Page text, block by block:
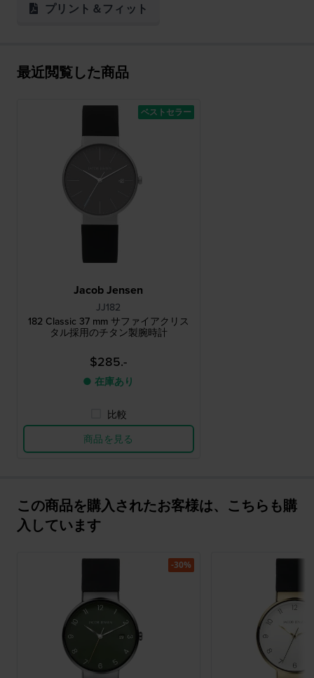
プリント＆フィット
最近閲覧した商品
Jacob Jensen
JJ182
182 Classic 37 mm サファイアクリス
タル採用のチタン製腕時計
$285.-
● 在庫あり
比較
商品を見る
ベストセラー
この商品を購入されたお客様は、こちらも購
入しています
-30%